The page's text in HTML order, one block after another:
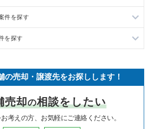
抜き売却物件の案件一覧
物件の案件一覧
物件の案件一覧
物件の案件一覧
焼の居抜き売却物件の案件一覧
の居抜き売却物件の案件一覧
居抜き売却物件の案件一覧
の居抜き売却物件の案件一覧
居抜き売却物件の案件一覧
居抜き売却物件の案件一覧
居抜き売却物件の案件一覧
の居抜き売却物件の案件一覧
居抜き売却物件の案件一覧
居抜き売却物件の案件一覧
居抜き売却物件の案件一覧
件を探す
の居抜き売却物件の案件一覧
料理の居抜き売却物件の案件一覧
抜き売却物件の案件一覧
どんの居抜き売却物件の案件一覧
を探す
理の居抜き売却物件の案件一覧
き売却物件の案件一覧
お好み焼の居抜き売却物件の案件一覧
の売却・譲渡先をお探しします！
売却の相談をしたい
考えの方、お気軽にご連絡ください。